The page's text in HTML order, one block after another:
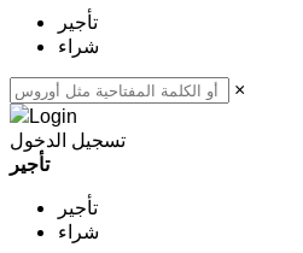
تأجير
شراء
×
تسجيل الدخول
تأجير
تأجير
شراء